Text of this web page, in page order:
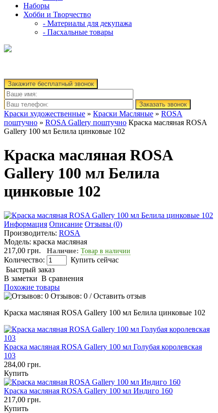
Наборы
Хобби и Творчество
- Материалы для декупажа
- Пасхальные товары
Закажите бесплатный звонок
Заказать звонок
Краски художественные » Краски Масляные » ROSA
поштучно » ROSA Gallery поштучно Краска масляная ROSA
Gallery 100 мл Белила цинковые 102
Краска масляная ROSA
Gallery 100 мл Белила
цинковые 102
Информация Описание Отзывы (0)
Производитель: ROSA
Модель: краска масляная
217,00 грн. Наличие: Товар в наличии
Количество:
Купить сейчас
Быстрый заказ
В заметки В сравнения
Похожие товары
Отзывов: 0 /Оставить отзыв
Краска масляная ROSA Gallery 100 мл Белила цинковые 102
Краска масляная ROSA Gallery 100 мл Голубая королевская
103
284,00 грн.
Купить
Краска масляная ROSA Gallery 100 мл Индиго 160
217,00 грн.
Купить